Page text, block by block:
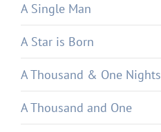
A Single Man
A Star is Born
A Thousand & One Nights
A Thousand and One